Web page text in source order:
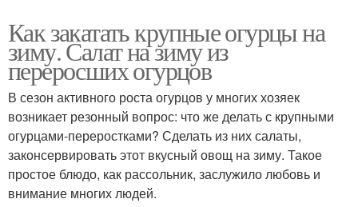
Как закатать крупные огурцы на
зиму. Салат на зиму из
переросших огурцов
В сезон активного роста огурцов у многих хозяек
возникает резонный вопрос: что же делать с крупными
огурцами-переростками? Сделать из них салаты,
законсервировать этот вкусный овощ на зиму. Такое
простое блюдо, как рассольник, заслужило любовь и
внимание многих людей.